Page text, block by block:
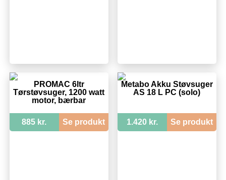
PROMAC 6ltr
Tørstøvsuger, 1200 watt
motor, bærbar
885 kr. Se produkt
Metabo Akku Støvsuger
AS 18 L PC (solo)
1.420 kr. Se produkt